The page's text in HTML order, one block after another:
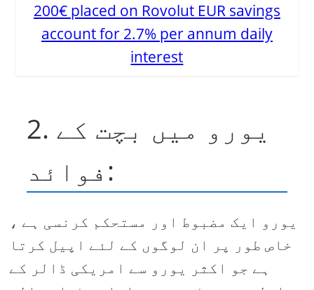
200€ placed on Rovolut EUR savings
account for 2.7% per annum daily
interest
2. یورو میں بچت کے
فوائد:
یورو ایک مضبوط اور مستحکم کرنسی ہے ،
خاص طور پر ان لوگوں کے لئے اپیل کرتا
ہے جو اکثر یورو سے امریکی ڈالر کے